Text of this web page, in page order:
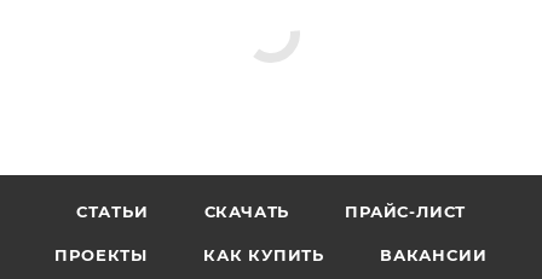
СТАТЬИ СКАЧАТЬ ПРАЙС-ЛИСТ
ПРОЕКТЫ КАК КУПИТЬ ВАКАНСИИ